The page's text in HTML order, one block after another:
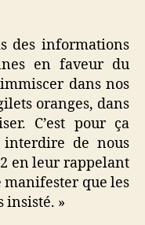
des informations
en faveur du
dans nos
oranges, dans
C’est pour ça
de nous
en leur rappelant
manifester que les
insisté. »